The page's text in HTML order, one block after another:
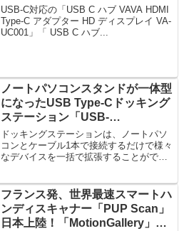
パソコンライフを快適に！
USB-C対応の「USB C ハブ VAVA HDMI
Type-C アダプター HD ディスプレイ VA-
UC001」「 USB C ハブ...
ノートパソコンスタンドが一体型
になったUSB Type-Cドッキング
ステーション「USB-
CVDK9STN」登場！
ドッキングステーションは、ノートパソ
コンとケーブル1本で接続するだけで様々
なデバイスを一括で拡張することができ
フランス発、世界最速スマートハ
ンディスキャナー「PUP Scan」
日本上陸！「MotionGallery」に